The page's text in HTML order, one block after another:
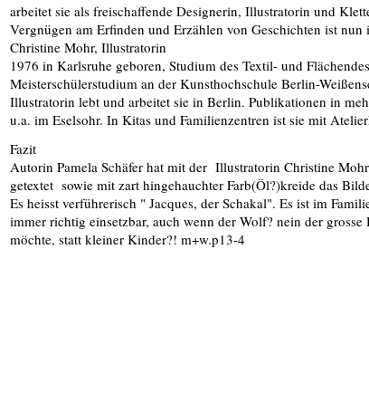
arbeitet sie als freischaffende Designerin, Illustratorin und
Vergnügen am Erfinden und Erzählen von Geschichten ist
Christine Mohr, Illustratorin
1976 in Karlsruhe geboren, Studium des Textil- und
Meisterschülerstudium an der Kunsthochschule Berlin-
Illustratorin lebt und arbeitet sie in Berlin. Publikationen in
u.a. im Eselsohr. In Kitas und Familienzentren ist sie mit
Fazit
Autorin Pamela Schäfer hat mit der Illustratorin Christine
getextet sowie mit zart hingehauchter Farb(Öl?)kreide das
Es heisst verführerisch " Jacques, der Schakal". Es ist im
immer richtig einsetzbar, auch wenn der Wolf? nein der
möchte, statt kleiner Kinder?! m+w.p13-4